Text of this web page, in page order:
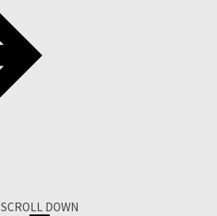
SCROLL DOWN